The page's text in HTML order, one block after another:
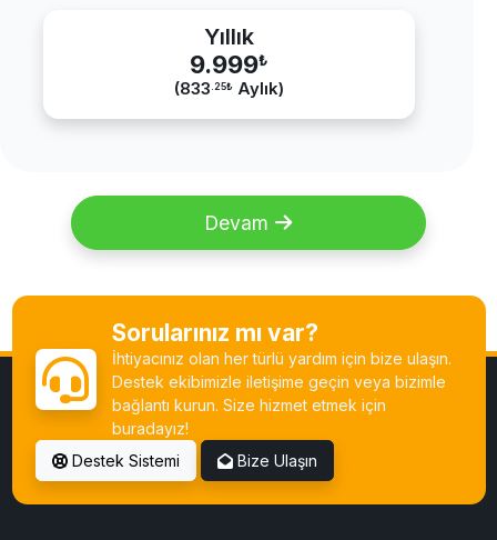
Yıllık
9.999₺
(833 .25₺ Aylık)
Devam
Sorularınız mı var?
İhtiyacınız olan her türlü yardım için bize ulaşın.
Destek ekibimizle iletişime geçin veya bizimle
bağlantı kurun. Size hizmet etmek için
buradayız!
Destek Sistemi
Bize Ulaşın